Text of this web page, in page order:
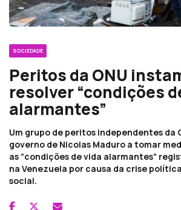
SOCIEDADE
Peritos da ONU
resolver “condições
alarmantes”
Um grupo de peritos independentes da
governo de Nicolas Maduro a tomar
as “condições de vida alarmantes”
na Venezuela por causa da crise
social.